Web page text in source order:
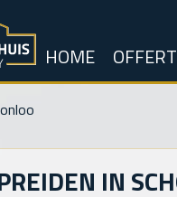
HOME
IN